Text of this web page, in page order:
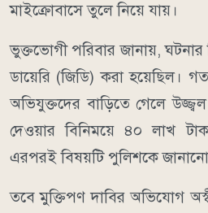
মাইক্রোবাসে তুলে নিয়ে যায়।
ভুক্তভোগী পরিবার জানায়, ঘটনার
ডায়েরি (জিডি) করা হয়েছিল।
অভিযুক্তদের বাড়িতে গেলে
দেওয়ার বিনিময়ে ৪০ লাখ
এরপরই বিষয়টি পুলিশকে
তবে মুক্তিপণ দাবির অভিযোগ